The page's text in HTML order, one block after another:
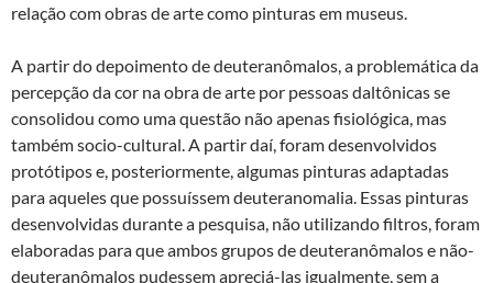
relação com obras de arte como pinturas em museus.
A partir do depoimento de deuteranômalos, a problemática da
percepção da cor na obra de arte por pessoas daltônicas se
consolidou como uma questão não apenas fisiológica, mas
também socio-cultural. A partir daí, foram desenvolvidos
protótipos e, posteriormente, algumas pinturas adaptadas
para aqueles que possuíssem deuteranomalia. Essas pinturas
desenvolvidas durante a pesquisa, não utilizando filtros, foram
elaboradas para que ambos grupos de deuteranômalos e não-
deuteranômalos pudessem apreciá-las igualmente, sem a